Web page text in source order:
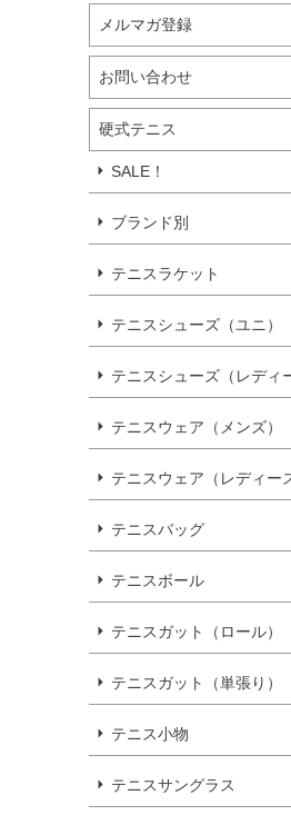
メルマガ登録
お問い合わせ
硬式テニス
SALE！
ブランド別
テニスラケット
テニスシューズ（ユニ）
テニスシューズ（レディ
テニスウェア（メンズ）
テニスウェア（レディー
テニスバッグ
テニスボール
テニスガット（ロール）
テニスガット（単張り）
テニス小物
テニスサングラス